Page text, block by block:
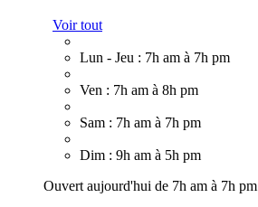
Voir tout
Lun - Jeu : 7h am à 7h pm
Ven : 7h am à 8h pm
Sam : 7h am à 7h pm
Dim : 9h am à 5h pm
Ouvert aujourd'hui de 7h am à 7h pm